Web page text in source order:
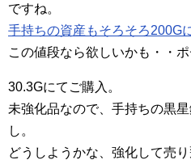
ですね。
手持ちの資産もそろそろ200G
この値段なら欲しいかも・・ポ
30.3Gにてご購入。
未強化品なので、手持ちの黒
し。
どうしようかな、強化して売